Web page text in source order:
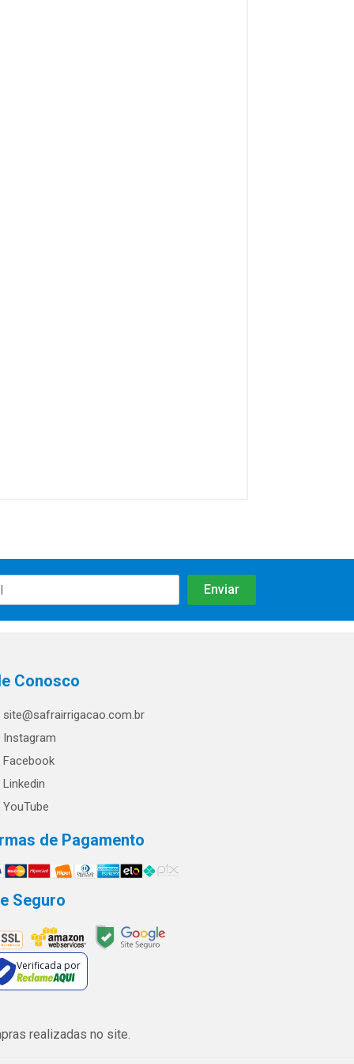
Conosco
site@safrairrigacao.com.br
Instagram
Facebook
Linkedin
YouTube
de Pagamento
Seguro
Verificada por
realizadas no site.